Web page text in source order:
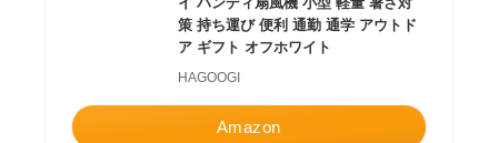
策 持ち運び 便利 通勤 通学 アウトド
ア ギフト オフホワイト
HAGOOGI
Amazon